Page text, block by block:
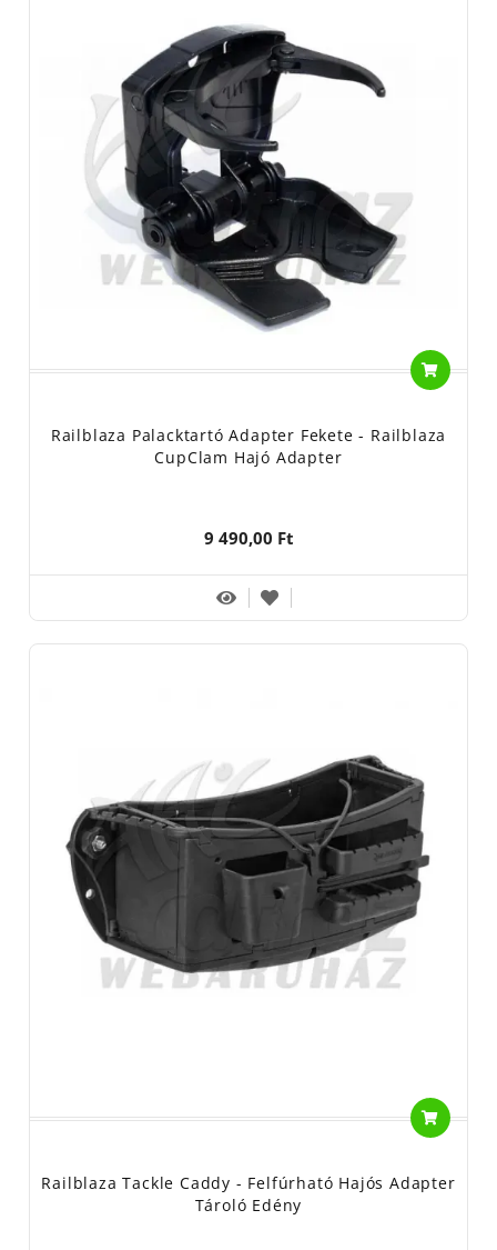
Railblaza Palacktartó Adapter Fekete - Railblaza
CupClam Hajó Adapter
9 490,00 Ft
Railblaza Tackle Caddy - Felfúrható Hajós Adapter
Tároló Edény